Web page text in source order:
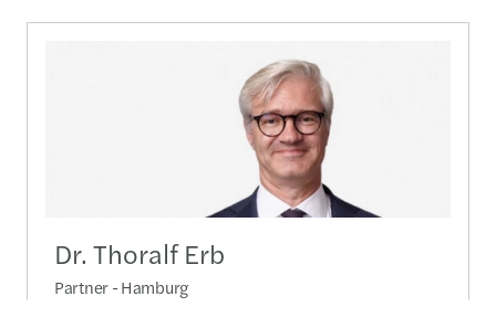
Dr. Thoralf Erb
Partner - Hamburg